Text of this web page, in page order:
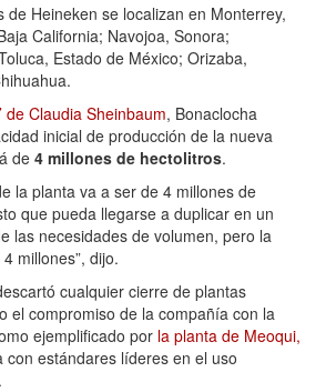
de Heineken se localizan en Monterrey,
California; Navojoa, Sonora;
Estado de México; Orizaba,
de Claudia Sheinbaum, Bonaclocha
inicial de producción de la nueva
de 4 millones de hectolitros.
la planta va a ser de 4 millones de
que pueda llegarse a duplicar en un
las necesidades de volumen, pero la
millones”, dijo.
cualquier cierre de plantas
el compromiso de la compañía con la
ejemplificado por la planta de Meoqui,
con estándares líderes en el uso